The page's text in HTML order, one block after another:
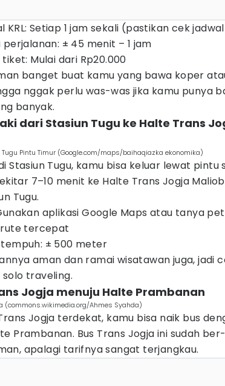
KRL: Setiap 1 jam sekali (pastikan cek
perjalanan: ± 45 menit – 1 jam
Mulai dari Rp20.000
banget buat kamu yang bawa koper
nggak perlu was-was jika kamu punya
banyak.
dari Stasiun Tugu ke Halte Trans
Pintu Timur (Google.com/maps/baihaqiazka ekonomika)
Stasiun Tugu, kamu bisa keluar lewat pintu
7–10 menit ke Halte Trans Jogja
Tugu.
aplikasi Google Maps atau tanya
tercepat
± 500 meter
aman dan ramai wisatawan juga, jadi
traveling.
Jogja menuju Halte Prambanan
(commons.wikimedia.org/Ahmes Syahda)
Jogja terdekat, kamu bisa naik bus
Prambanan. Bus Trans Jogja ini sudah
apalagi tarifnya sangat terjangkau.